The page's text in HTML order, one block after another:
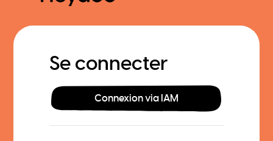
Se connecter
Connexion via IAM